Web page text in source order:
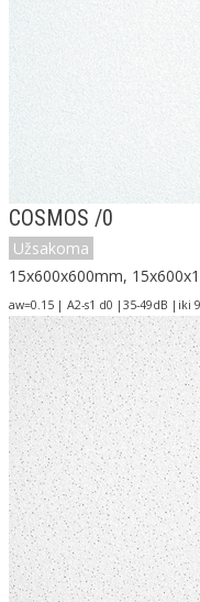
COSMOS /0
Užsakoma
15x600x600mm,
aw=0.15 | A2-s1 d0 |35-49dB |iki